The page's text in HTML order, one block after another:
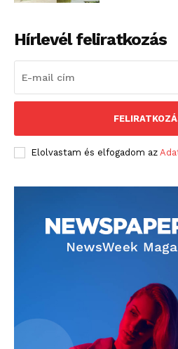
szubjektív
Hírlevél feliratkozás
Elolvastam és elfogadom az